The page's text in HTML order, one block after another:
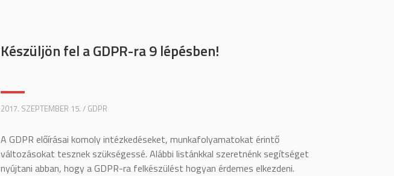
Készüljön fel a GDPR-ra 9 lépésben!
2017. SZEPTEMBER 15. / GDPR
A GDPR előírásai komoly intézkedéseket, munkafolyamatokat érintő
változásokat tesznek szükségessé. Alábbi listánkkal szeretnénk segítséget
nyújtani abban, hogy a GDPR-ra felkészülést hogyan érdemes elkezdeni.